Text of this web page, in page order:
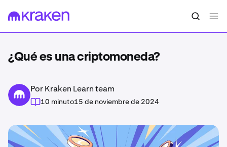
¿Qué es una criptomoneda?
Por Kraken Learn team
10 minuto15 de noviembre de 2024